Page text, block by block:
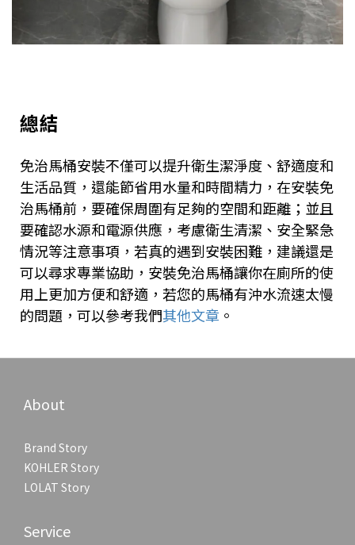
總結
免治馬桶安裝不僅可以提升衛生潔淨度、舒適度和
生活品質，還能節省用水量和時間精力，在安裝免
治馬桶前，要確保周圍有足夠的空間和距離；並且
要確認水源和電源供應，考慮衛生清潔、安全緊急
情況等注意事項，若真的遇到安裝困難，建議還是
可以尋求專業協助，安裝免治馬桶讓你在廁所的使
用上更加方便和舒適，若您的馬桶有沖水流速太慢
的問題，可以參考我們其他文章 。
About
Brand Story
KOHLER Story
LOLAT Story
Service